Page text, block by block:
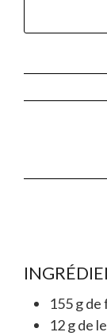
155gde
12gde